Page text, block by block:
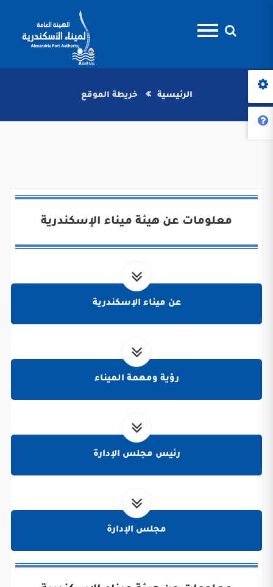
الرئيسية خريطة الموقع
معلومات عن هيئة ميناء الإسكندرية
عن ميناء الإسكندرية
رؤية ومهمة الميناء
رئيس مجلس الإدارة
مجلس الإدارة